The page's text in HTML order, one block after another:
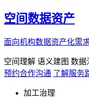
空间数据资产
面向机构数据资产化需
空间理解 语义建图 数据
预约合作沟通 了解服务
加工治理